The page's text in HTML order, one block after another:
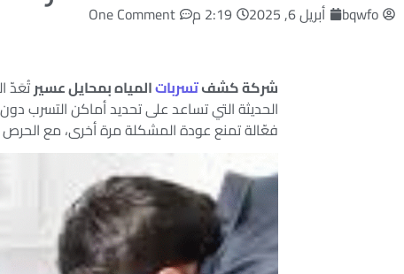
bqwfo أبريل 6, 2025 2:19 م One Comment
شركة كشفتسرباتالمياه بمحايل عسيرتُعَدّ
الحديثة التي تساعد على تحديد أماكن التسرب
فعّالة تمنع عودة المشكلة مرة أخرى، مع الحرص